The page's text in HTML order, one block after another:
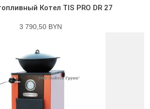
Котел TIS PRO DR 27
3 790,50 BYN